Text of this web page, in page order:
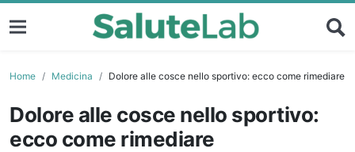
Home Medicina Dolore alle cosce nello sportivo: ecco come rimediare
Dolore alle cosce nello sportivo:
ecco come rimediare